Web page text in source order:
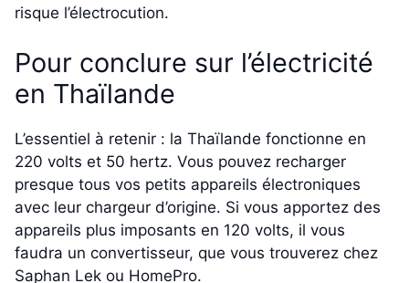
risque l’électrocution.
Pour conclure sur l’électricité
en Thaïlande
L’essentiel à retenir : la Thaïlande fonctionne en
220 volts et 50 hertz. Vous pouvez recharger
presque tous vos petits appareils électroniques
avec leur chargeur d’origine. Si vous apportez des
appareils plus imposants en 120 volts, il vous
faudra un convertisseur, que vous trouverez chez
Saphan Lek ou HomePro.